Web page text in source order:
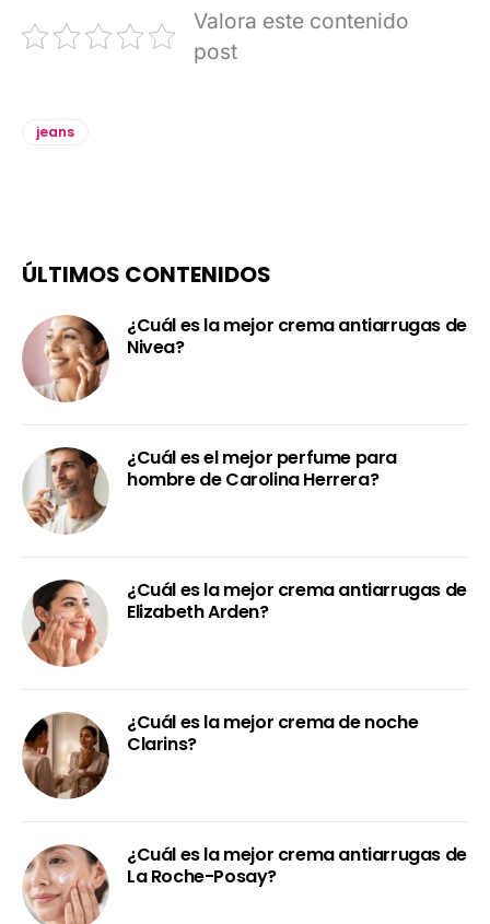
Valora este contenido
post
jeans
ÚLTIMOS CONTENIDOS
¿Cuál es la mejor crema antiarrugas de
Nivea?
¿Cuál es el mejor perfume para
hombre de Carolina Herrera?
¿Cuál es la mejor crema antiarrugas de
Elizabeth Arden?
¿Cuál es la mejor crema de noche
Clarins?
¿Cuál es la mejor crema antiarrugas de
La Roche-Posay?